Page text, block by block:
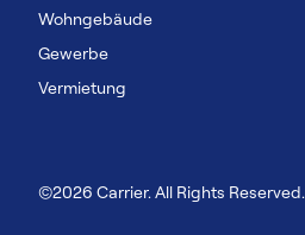
Wohngebäude
Gewerbe
Vermietung
©2026 Carrier. All Rights Reserved.